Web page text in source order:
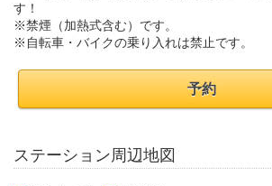
す！
※禁煙（加熱式含む）です。
※自転車・バイクの乗り入れは禁止です。
予約
ステーション周辺地図